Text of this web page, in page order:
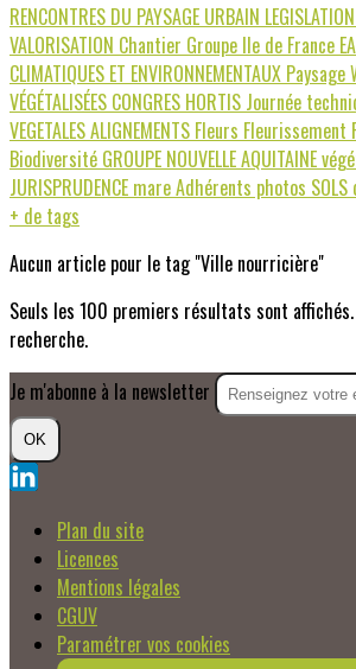
RENCONTRES DU PAYSAGE URBAIN LEGISLATION
VALORISATION Chantier Groupe Ile de France
CLIMATIQUES ET ENVIRONNEMENTAUX Paysage
VÉGÉTALISÉES CONGRES HORTIS Journée
VEGETALESALIGNEMENTS Fleurs Fleurissement
Biodiversité GROUPE NOUVELLE AQUITAINE
JURISPRUDENCE mareAdhérents photos SOLS
+ de tags
Aucun article pour le tag "Ville nourricière"
Seuls les 100 premiers résultats sont
recherche.
Je m'abonne à la newsletter
OK
Plan du site
Licences
Mentions légales
CGUV
Paramétrer vos cookies